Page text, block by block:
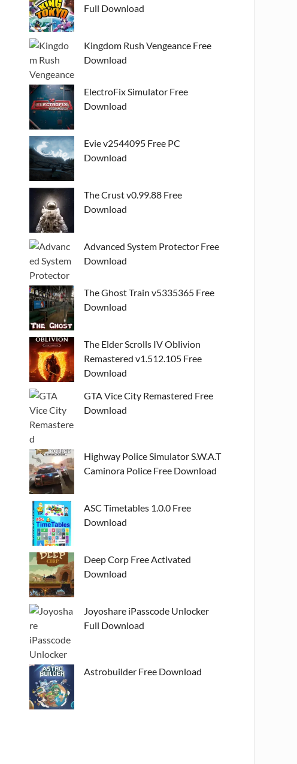
Full Download
Kingdom Rush Vengeance Free
Download
ElectroFix Simulator Free
Download
Evie v2544095 Free PC
Download
The Crust v0.99.88 Free
Download
Advanced System Protector Free
Download
The Ghost Train v5335365 Free
Download
The Elder Scrolls IV Oblivion
Remastered v1.512.105 Free
Download
GTA Vice City Remastered Free
Download
Highway Police Simulator S.W.A.T
Caminora Police Free Download
ASC Timetables 1.0.0 Free
Download
Deep Corp Free Activated
Download
Joyoshare iPasscode Unlocker
Full Download
Astrobuilder Free Download